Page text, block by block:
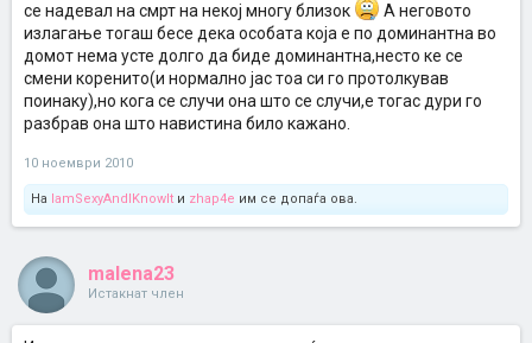
се надевал на смрт на некој многу близок
А неговото
излагање тогаш бесе дека особата која е по доминантна во
домот нема усте долго да биде доминантна,несто ке се
смени коренито(и нормално јас тоа си го протолкував
поинаку),но кога се случи она што се случи,е тогас дури го
разбрав она што навистина било кажано.
10 ноември 2010
На IamSexyAndIKnowIt и zhap4e им се допаѓа ова.
malena23
Истакнат член